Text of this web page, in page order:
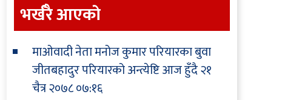
भर्खरै आएकाे
माओवादी नेता मनोज कुमार परियारका बुवा
जीतबहादुर परियारको अन्त्येष्टि आज हुँदै२१
चैत्र २०७८ ०७:१६